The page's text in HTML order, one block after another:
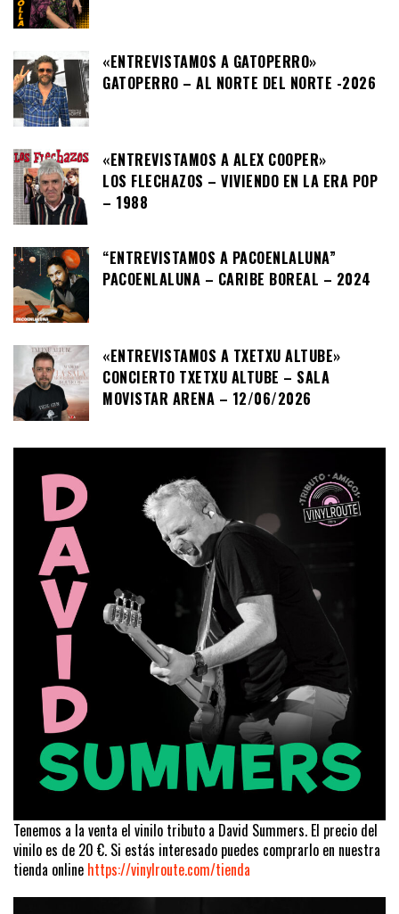
«ENTREVISTAMOS A GATOPERRO»
GATOPERRO – AL NORTE DEL NORTE -2026
«ENTREVISTAMOS A ALEX COOPER»
LOS FLECHAZOS – VIVIENDO EN LA ERA POP
– 1988
“ENTREVISTAMOS A PACOENLALUNA”
PACOENLALUNA – CARIBE BOREAL – 2024
«ENTREVISTAMOS A TXETXU ALTUBE»
CONCIERTO TXETXU ALTUBE – SALA
MOVISTAR ARENA – 12/06/2026
Tenemos a la venta el vinilo tributo a David Summers. El precio del
vinilo es de 20 €. Si estás interesado puedes comprarlo en nuestra
tienda online https://vinylroute.com/tienda